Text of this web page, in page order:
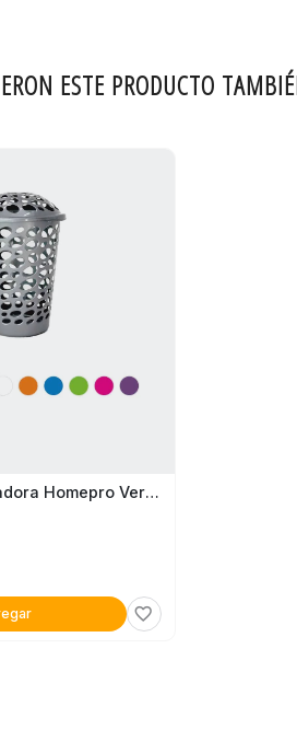
ESTE PRODUCTO
Canasta Organizadora Homepro Verde
favorite_border